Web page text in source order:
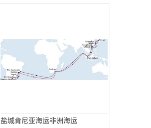
盐城肯尼亚海运非洲海运